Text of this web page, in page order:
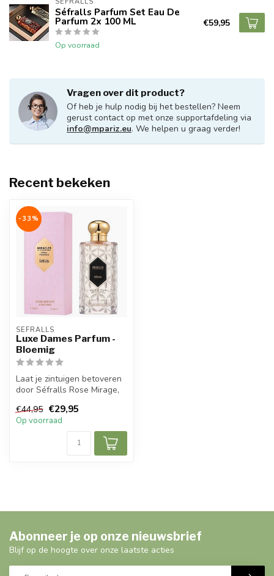
Séfralls Parfum Set Eau De
Parfum 2x 100 ML
Op voorraad
€59,95
Vragen over dit product?
Of heb je hulp nodig bij het bestellen? Neem
gerust contact op met onze supportafdeling via
info@mpariz.eu. We helpen u graag verder!
Recent bekeken
-33%
SÉFRALLS
Luxe Dames Parfum -
Bloemig
Laat je zintuigen betoveren
door Séfralls Rose Mirage,
€44,95 €29,95
Op voorraad
Abonneer je op onze nieuwsbrief
Blijf op de hoogte over onze laatste acties